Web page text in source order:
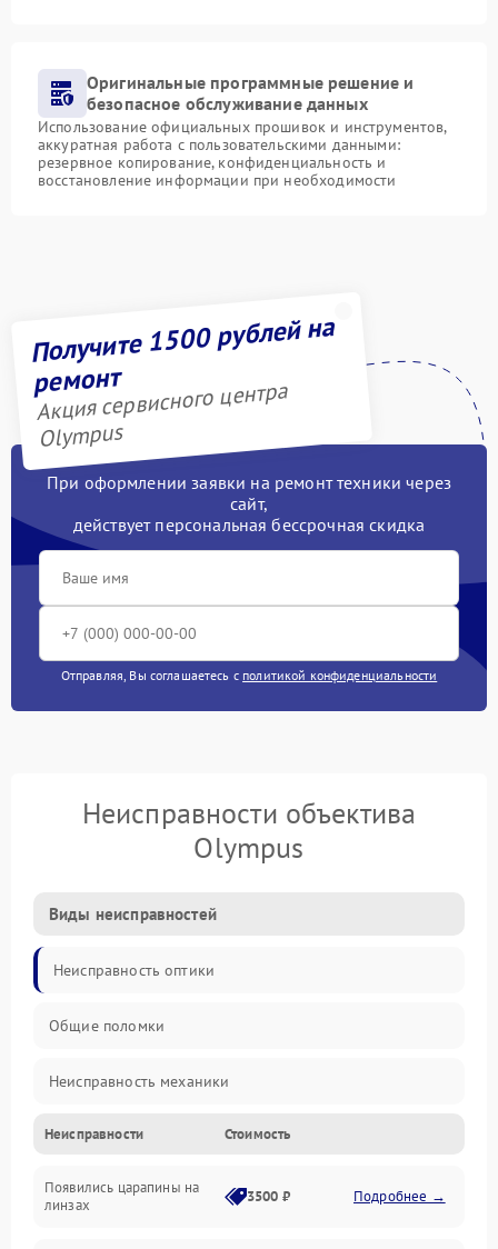
Оригинальные программные решение и
безопасное обслуживание данных
Использование официальных прошивок и инструментов,
аккуратная работа с пользовательскими данными:
резервное копирование, конфиденциальность и
восстановление информации при необходимости
Получите 1500 рублей на
ремонт
Акция сервисного центра
Olympus
При оформлении заявки на ремонт техники через
сайт,
действует персональная бессрочная скидка
Отправляя, Вы соглашаетесь с политикой конфиденциальности
Неисправности объектива
Olympus
Виды неисправностей
Неисправность оптики
Общие поломки
Неисправность механики
Неисправность электроники (если объектив с мотором/
Прочие неисправности
Неисправности Стоимость
Появились царапины на
линзах
3500 ₽ Подробнее →